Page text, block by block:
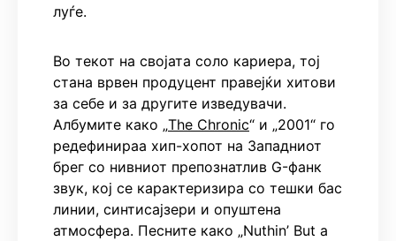
луѓе.
Во текот на својата соло кариера, тој
стана врвен продуцент правејќи хитови
за себе и за другите изведувачи.
Албумите како „The Chronic“ и „2001“ го
редефинираа хип-хопот на Западниот
брег со нивниот препознатлив G-фанк
звук, кој се карактеризира со тешки бас
линии, синтисајзери и опуштена
атмосфера. Песните како „Nuthin’ But a